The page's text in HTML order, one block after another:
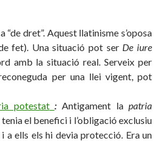
“de dret”. Aquest llatinisme s’oposa
fet). Una situació pot ser De iure
amb la situació real. Serveix per
per una llei vigent, pot
potestat : Antigament la patria
el benefici i l’obligació exclusiu
a ells els hi devia protecció. Era un